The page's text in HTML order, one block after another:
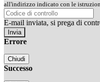
all'indirizzo indicato con le
E-mail inviata, si prega di
Errore
Chiudi
Successo